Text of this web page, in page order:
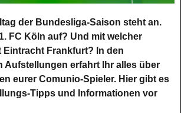
der Bundesliga-Saison steht an.
FC Köln auf? Und mit welcher
Frankfurt? In den
Aufstellungen erfahrt Ihr alles über
eurer Comunio-Spieler. Hier gibt es
Tipps und Informationen vor